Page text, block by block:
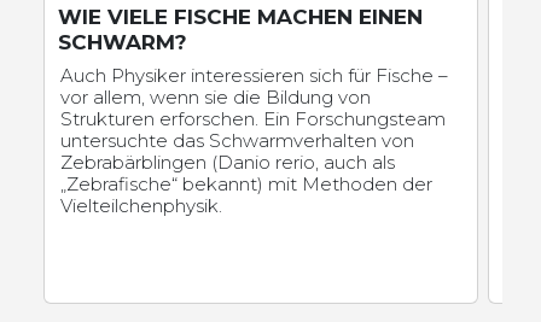
WIE VIELE FISCHE MACHEN EINEN
SCHWARM?
Auch Physiker interessieren sich für Fische –
vor allem, wenn sie die Bildung von
Strukturen erforschen. Ein Forschungsteam
untersuchte das Schwarmverhalten von
Zebrabärblingen (Danio rerio, auch als
„Zebrafische“ bekannt) mit Methoden der
Vielteilchenphysik.